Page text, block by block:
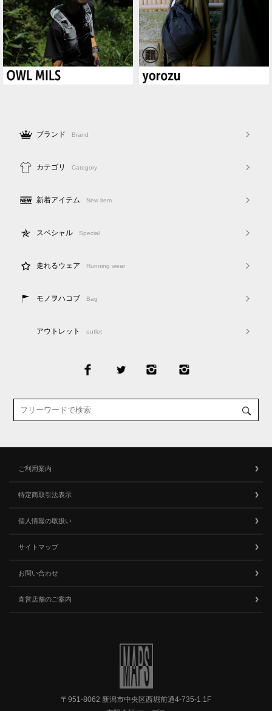
ブランド Brand
カテゴリ Category
新着アイテム New item
スペシャル Special
走れるウェア Running wear
モノヲハコブ Bag
アウトレット outlet
ご利用案内
特定商取引法表示
個人情報の取扱い
サイトマップ
お問い合わせ
直営店舗のご案内
〒951-8062 新潟市中央区西堀前通4-735-1 1F